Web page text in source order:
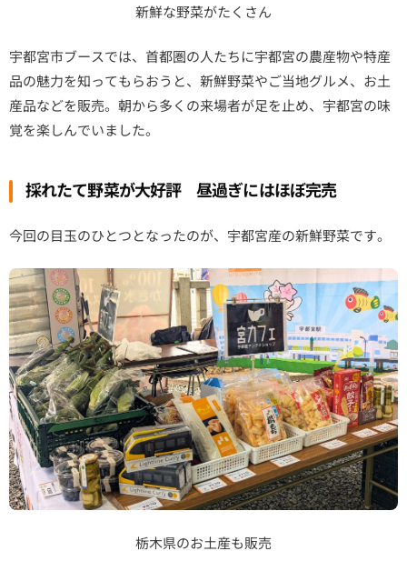
新鮮な野菜がたくさん
宇都宮市ブースでは、首都圏の人たちに宇都宮の農産物や特産
品の魅力を知ってもらおうと、新鮮野菜やご当地グルメ、お土
産品などを販売。朝から多くの来場者が足を止め、宇都宮の味
覚を楽しんでいました。
採れたて野菜が大好評 昼過ぎにはほぼ完売
今回の目玉のひとつとなったのが、宇都宮産の新鮮野菜です。
栃木県のお土産も販売